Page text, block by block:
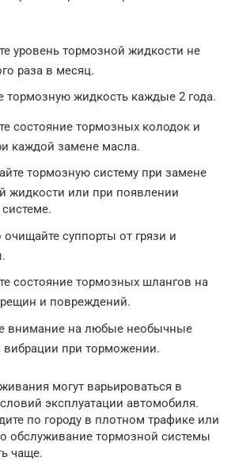
уровень тормозной жидкости не
раза в месяц.
тормозную жидкость каждые 2 года.
состояние тормозных колодок и
каждой замене масла.
тормозную систему при замене
жидкости или при появлении
очищайте суппорты от грязи и
состояние тормозных шлангов на
и повреждений.
внимание на любые необычные
вибрации при торможении.
могут варьироваться в
эксплуатации автомобиля.
по городу в плотном трафике или
обслуживание тормозной системы
чаще.